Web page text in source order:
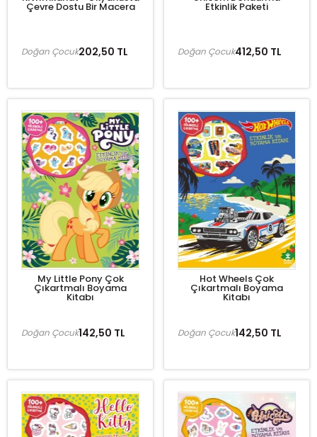
Çevre Dostu Bir Macera
202,50 TL
Doğan Çocuk
Etkinlik Paketi
412,50 TL
Doğan Çocuk
My Little Pony Çok
Çıkartmalı Boyama
Kitabı
142,50 TL
Doğan Çocuk
Hot Wheels Çok
Çıkartmalı Boyama
Kitabı
142,50 TL
Doğan Çocuk